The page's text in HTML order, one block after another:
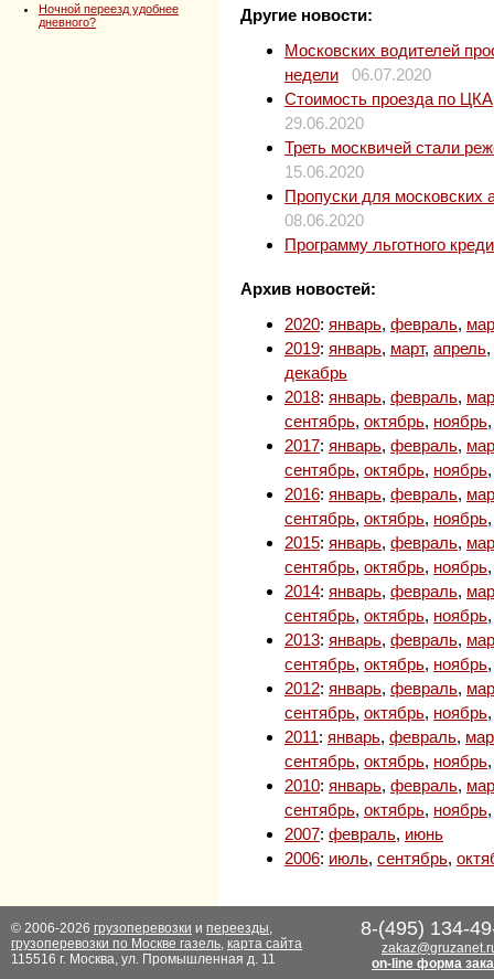
Ночной переезд удобнее
дневного?
Другие новости:
Московских водителей
недели
06.07.2020
Стоимость проезда по
29.06.2020
Треть москвичей стали
15.06.2020
Пропуски для московских
08.06.2020
Программу льготного
Архив новостей:
2020: январь, февраль,
2019: январь, март, апрель,
декабрь
2018: январь, февраль,
сентябрь, октябрь, ноябрь
2017: январь, февраль,
сентябрь, октябрь, ноябрь
2016: январь, февраль,
сентябрь, октябрь, ноябрь
2015: январь, февраль,
сентябрь, октябрь, ноябрь
2014: январь, февраль,
сентябрь, октябрь, ноябрь
2013: январь, февраль,
сентябрь, октябрь, ноябрь
2012: январь, февраль,
сентябрь, октябрь, ноябрь
2011: январь, февраль,
сентябрь, октябрь, ноябрь
2010: январь, февраль,
сентябрь, октябрь, ноябрь
2007: февраль, июнь
2006: июль, сентябрь,
© 2006-2026 грузоперевозки и переезды,
грузоперевозки по Москве газель, карта сайта
115516 г. Москва, ул. Промышленная д. 11
8-(495) 134-
on-line форма